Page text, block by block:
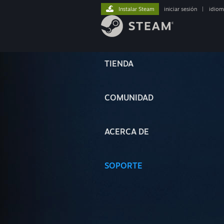
TIENDA
COMUNIDAD
ACERCA DE
SOPORTE
Instalar Steam iniciar sesión